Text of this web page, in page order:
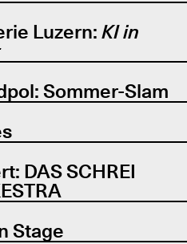
Luzern: KI in
Sommer-Slam
DAS SCHREI
Stage